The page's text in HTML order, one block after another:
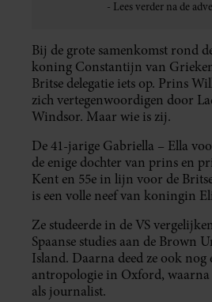
Bij de grote samenkomst rond
koning Constantijn van
Britse delegatie iets op. Prins
zich vertegenwoordigen door
Windsor. Maar wie is zij.
De 41-jarige Gabriella – Ella
de enige dochter van prins en
Kent en 55e in lijn voor de
is een volle neef van koningin
Ze studeerde in de VS
Spaanse studies aan de Brown
Island. Daarna deed ze ook nog
antropologie in Oxford, waarna
als journalist.